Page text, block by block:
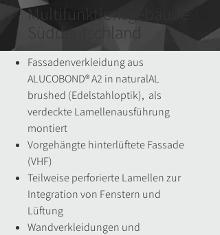
Multifunktionsgebäude
Süddeutschland
Fassadenverkleidung aus
ALUCOBOND® A2 in naturalAL
brushed (Edelstahloptik), als
verdeckte Lamellenausführung
montiert
Vorgehängte hinterlüftete Fassade
(VHF)
Teilweise perforierte Lamellen zur
Integration von Fenstern und
Lüftung
Wandverkleidungen und